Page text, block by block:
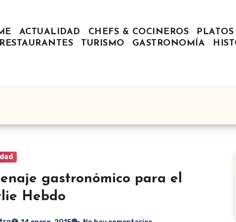
ACTUALIDAD CHEFS & COCINEROS PLATOS
RESTAURANTES
TURISMO GASTRONOMÍA
gastronómico para el
Hebdo